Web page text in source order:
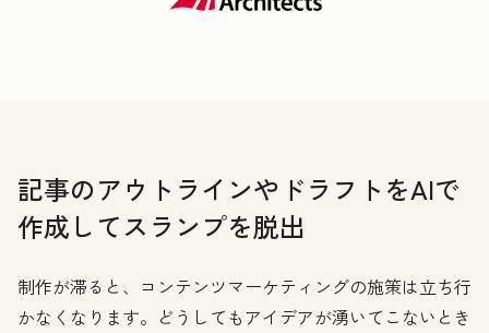
記事のアウトラインやドラフトをAIで
作成してスランプを脱出
制作が滞ると、コンテンツマーケティングの施策は立ち行
かなくなります。どうしてもアイデアが湧いてこないとき